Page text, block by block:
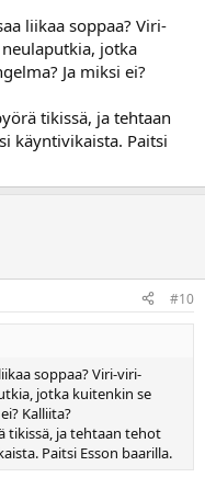
liikaa soppaa? Viri-
jotka
Ja miksi ei?
tikissä, ja tehtaan
käyntivikaista. Paitsi
#10
soppaa? Viri-viri-
jotka kuitenkin se
Kalliita?
tikissä, ja tehtaan tehot
Paitsi Esson baarilla.